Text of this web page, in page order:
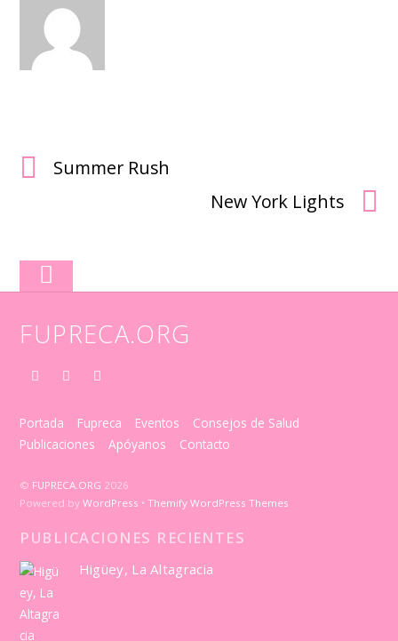
Summer Rush
New York Lights
FUPRECA.ORG
Portada Fupreca Eventos
Consejos de Salud
Publicaciones
Apóyanos Contacto
© FUPRECA.ORG 2026
Powered byWordPress •Themify WordPress Themes
PUBLICACIONES RECIENTES
Higüey, La Altagracia